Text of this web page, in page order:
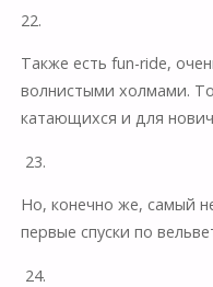
22.
Также есть fun-ride,
волнистыми холмами.
катающихся и для
23.
Но, конечно же, самый
первые спуски по
24.